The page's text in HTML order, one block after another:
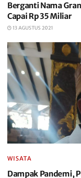
Berganti Nama
Capai Rp 35 Miliar
13 AGUSTUS 2021
WISATA
Dampak Pandemi,